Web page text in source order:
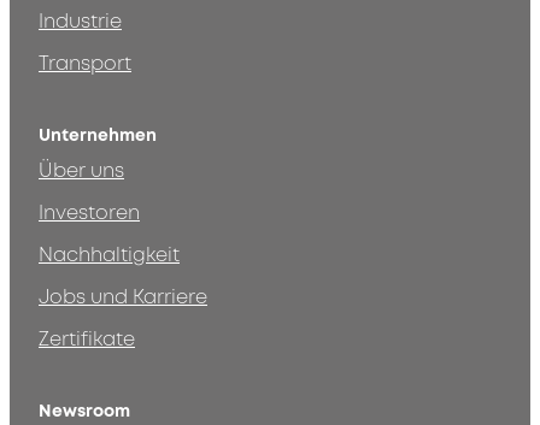
Industrie
Transport
Unternehmen
Über uns
Investoren
Nachhaltigkeit
Jobs und Karriere
Zertifikate
Newsroom